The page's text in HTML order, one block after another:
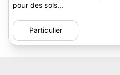
pour des sols...
Particulier